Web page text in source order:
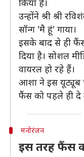
किया है।
उन्होंने श्री श्री
सॉन्ग 'मै हूं' गाया।
इसके बाद से ही
दिया है। सोशल
वायरल हो रहे हैं।
आशा ने इस यूट्यूब
फैंस को पहले ही दे
मनोरंजन
इस तरह फैंस